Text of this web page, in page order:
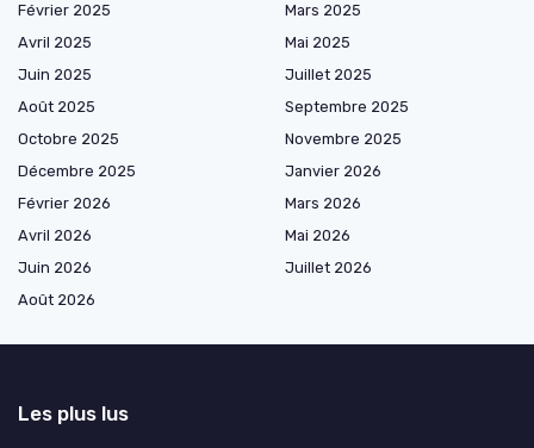
Février 2025
Mars 2025
Avril 2025
Mai 2025
Juin 2025
Juillet 2025
Août 2025
Septembre 2025
Octobre 2025
Novembre 2025
Décembre 2025
Janvier 2026
Février 2026
Mars 2026
Avril 2026
Mai 2026
Juin 2026
Juillet 2026
Août 2026
Les plus lus